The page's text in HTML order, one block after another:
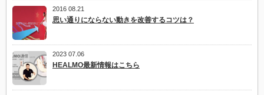
2016 08.21
思い通りにならない動きを改善するコツは？
2023 07.06
HEALMO最新情報はこちら